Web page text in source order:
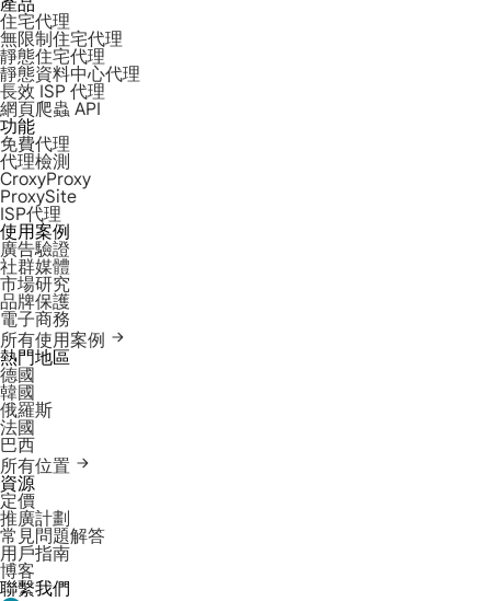
產品
住宅代理
無限制住宅代理
靜態住宅代理
靜態資料中心代理
長效 ISP 代理
網頁爬蟲 API
功能
免費代理
代理檢測
CroxyProxy
ProxySite
ISP代理
使用案例
廣告驗證
社群媒體
市場研究
品牌保護
電子商務
所有使用案例
熱門地區
德國
韓國
俄羅斯
法國
巴西
所有位置
資源
定價
推廣計劃
常見問題解答
用戶指南
博客
聯繫我們